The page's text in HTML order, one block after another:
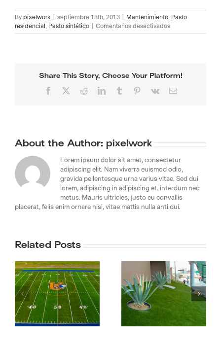
By pixelwork septiembre 18th, 2013 Mantenimiento, Pasto
residencial, Pasto sintético Comentarios desactivadosen
Mantenimiento
Share This Story, Choose Your Platform!
Facebook RedditLinkedInTumblr Pinterest
Vk Email
About the Author: pixelwork
Lorem ipsum dolor sit amet, consectetur
adipiscing elit. Nam viverra euismod odio,
gravida pellentesque urna varius vitae. Sed dui
lorem, adipiscing in adipiscing et, interdum nec
metus. Mauris ultricies, justo eu convallis
placerat, felis enim ornare nisi, vitae mattis nulla anti dui.
Related Posts
Gran venta de
pasto sintético
Fábrica de
canchas